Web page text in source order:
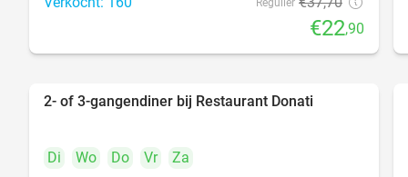
Regulier
€22,90
2- of 3-gangendiner bij Restaurant Donati
Di Wo Do Vr
Za